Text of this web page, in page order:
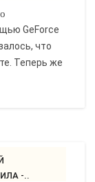
GeForce
что
Теперь же
-..